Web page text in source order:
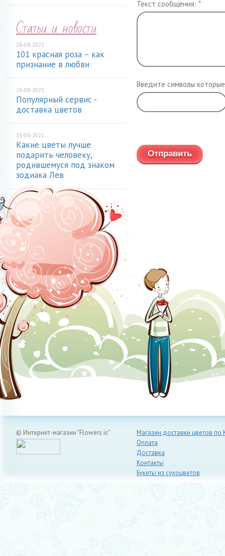
Статьи и новости
28-08-2021
101 красная роза – как
признание в любви
26-08-2021
Популярный сервис -
доставка цветов
18-08-2021
Какие цветы лучше
подарить человеку,
родившемуся под знаком
зодиака Лев
Текст сообщения: *
Введите символы
© Интернет-магазин "Flowers is"
Магазин доставки цветов по
Оплата
Доставка
Контакты
Букеты из сухоцветов